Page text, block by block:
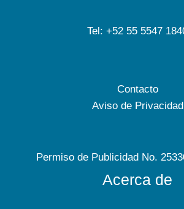
Tel: +52 55 5547
Contacto
Aviso de Privacidad
Permiso de Publicidad No.
Acerca de